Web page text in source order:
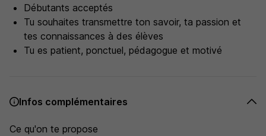
Débutants acceptés
Tu souhaites transmettre ton savoir, ta passion et
tes connaissances à des élèves
Tu es patient, ponctuel, pédagogue et motivé
Infos complémentaires
Ce qu'on te propose